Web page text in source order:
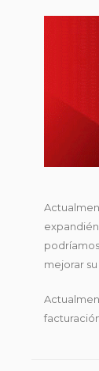
mejorar su